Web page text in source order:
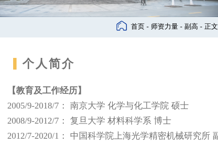
首页 - 师资力量 - 副高 - 正文
个人简介
【教育及工作经历】
2005/9-2018/7： 南京大学 化学与化工学院 硕士
2008/9-2012/7： 复旦大学 材料科学系 博士
2012/7-2020/1： 中国科学院上海光学精密机械研究所